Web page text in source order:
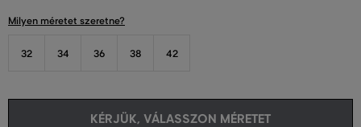
Milyen méretet szeretne?
32 34 36 38 42
KÉRJÜK, VÁLASSZON MÉRETET